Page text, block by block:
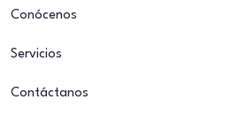
Conócenos
Servicios
Contáctanos